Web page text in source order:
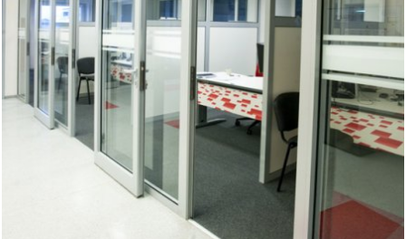
Chcesz podzielić jedno duże pomieszczenie na szereg
mniejszych? Dzięki ściankom Alumax możesz to zrobić bez
konieczności gruntownej przebudowy całego obiektu.
Profil wykonany z aluminium jest lekki i solidny a szeroki
wybór materiałów wypełniających pozwala dostosować
ściankę dokładnie do Twoich potrzeb. Do wyboru masz
szkło, panele w dziesiątkach kolorów czy płyty
dźwiękochłonne, pozwalające na stworzenie wielu
zacisznych, komfortowych miejsc pracy na stosunkowo
niewielkiej powierzchni.